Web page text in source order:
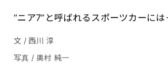
“ニア7”と呼ばれるスポーツカーに
文 /西川 淳
写真 / 奥村 純一